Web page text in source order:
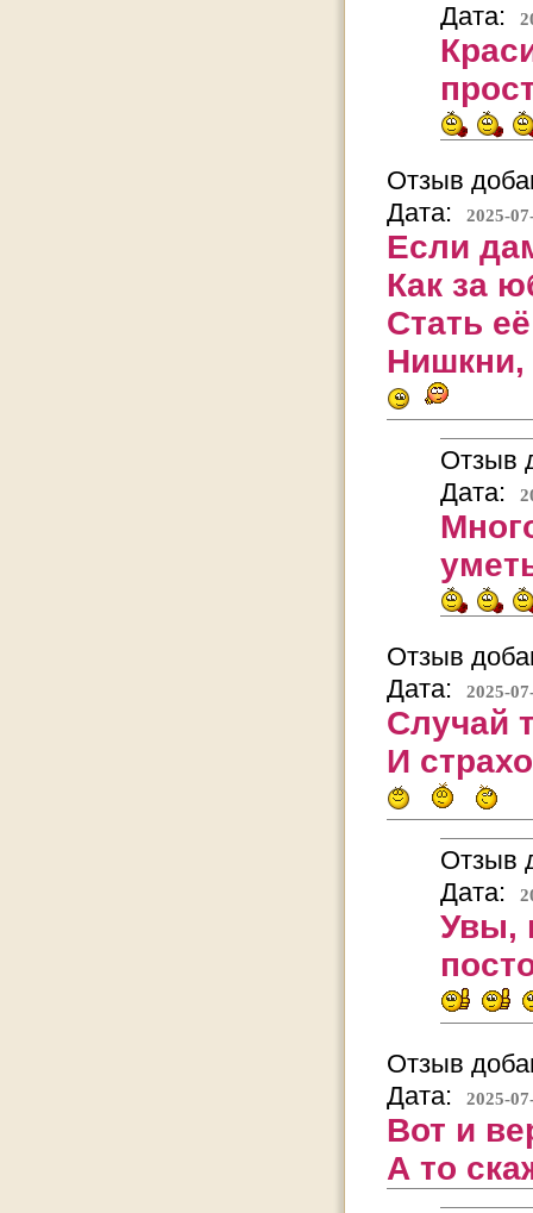
Дата:
Отзыв
Дата:
2025-
Если
Как за
Стать
Нишкни,
Отзыв
Дата:
Отзыв
Дата:
2025-
Случай
И
Отзыв
Дата:
Увы,
Отзыв
Дата:
2025-
Вот и
А то